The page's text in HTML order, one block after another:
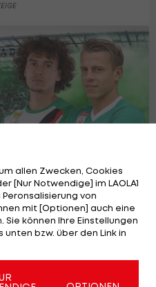
So schlagen
allen Zwecken, Cookies
[Nur Notwendige] im LAOLA1
Peronsalisierung von
mit [Optionen] auch eine
können Ihre Einstellungen
bzw. über den Link in